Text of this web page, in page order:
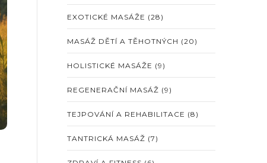
EXOTICKÉ MASÁŽE (28)
MASÁŽ DĚTÍ A TĚHOTNÝCH (20)
HOLISTICKÉ MASÁŽE (9)
REGENERAČNÍ MASÁŽ (9)
TEJPOVÁNÍ A REHABILITACE (8)
TANTRICKÁ MASÁŽ (7)